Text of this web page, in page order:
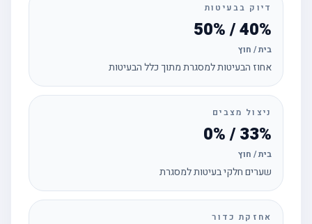
דיוק בבעיטות
40% / 50%
בית / חוץ
אחוז הבעיטות למסגרת מתוך כלל הבעיטות
ניצול מצבים
33% / 0%
בית / חוץ
שערים חלקי בעיטות למסגרת
אחזקת כדור